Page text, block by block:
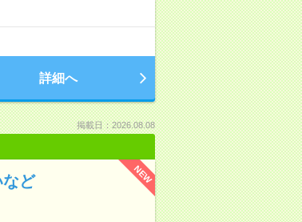
詳細へ
掲載日：2026.08.08
NEW
ど